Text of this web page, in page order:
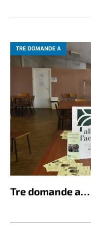
TRE DOMANDE A
Tre domande